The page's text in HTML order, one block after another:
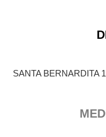
SANTA BERNARDITA